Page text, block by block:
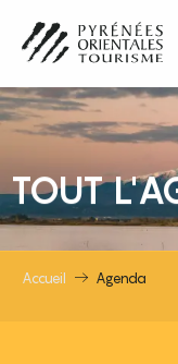
contenu
principal
TOUT
Accueil Agenda